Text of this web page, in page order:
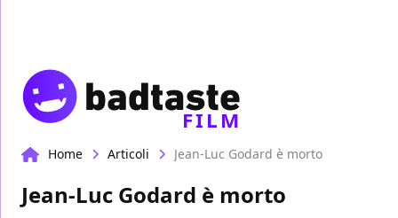
FILM
Home Articoli Jean-Luc Godard è morto
Jean-Luc Godard è morto